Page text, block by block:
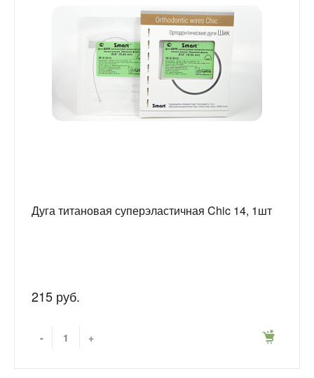
Дуга титановая суперэластичная Chic 14, 1шт
215 руб.
- +